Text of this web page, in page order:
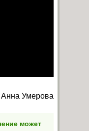
Анна Умерова
может